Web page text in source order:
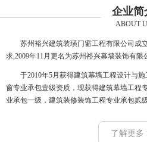
企业简
ABOUT
苏州裕兴建筑装璜门窗工程有限公司成
求,2009年11月更名为苏州裕兴幕墙装饰有限
于2010年5月获得建筑幕墙工程设计与
窗专业承包壹级资质，现获得建筑幕墙工程
业承包一级，建筑装修装饰工程专业承包贰
了解更多